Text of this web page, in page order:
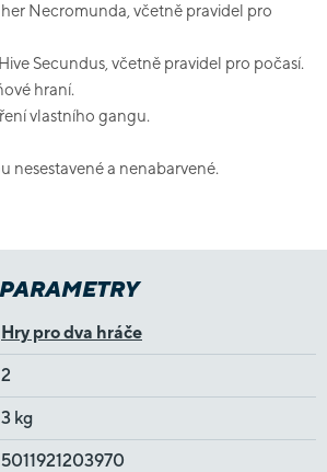
Necromunda, včetně pravidel pro
Secundus, včetně pravidel pro počasí.
hraní.
vlastního gangu.
nesestavené a nenabarvené.
Hry pro dva hráče
2
3 kg
5011921203970